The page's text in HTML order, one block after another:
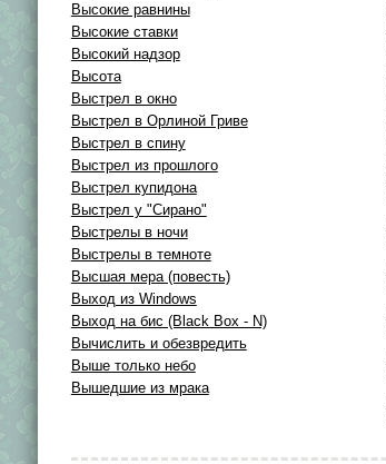
Высокие равнины
Высокие ставки
Высокий надзор
Высота
Выстрел в окно
Выстрел в Орлиной Гриве
Выстрел в спину
Выстрел из прошлого
Выстрел купидона
Выстрел у "Сирано"
Выстрелы в ночи
Выстрелы в темноте
Высшая мера (повесть)
Выход из Windows
Выход на бис (Black Box - N)
Вычислить и обезвредить
Выше только небо
Вышедшие из мрака